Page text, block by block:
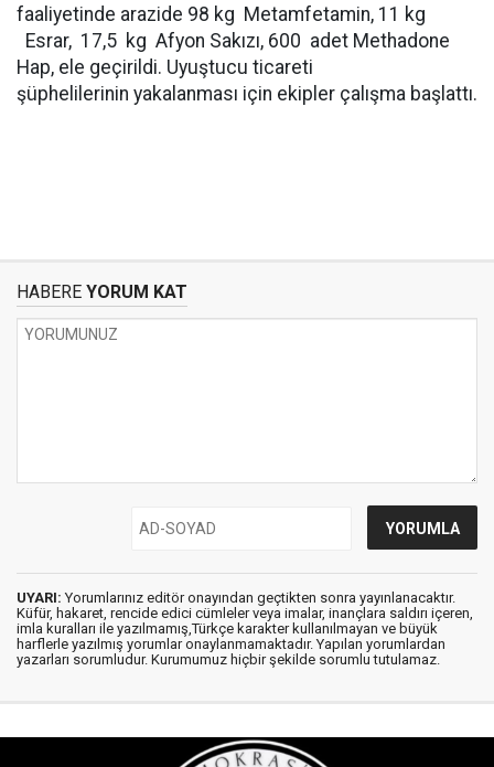
faaliyetinde arazide 98 kg Metamfetamin, 11 kg
Esrar, 17,5 kg Afyon Sakızı, 600 adet Methadone
Hap, ele geçirildi. Uyuştucu ticareti
şüphelilerinin yakalanması için ekipler çalışma başlattı.
HABERE YORUM KAT
UYARI: Yorumlarınız editör onayından geçtikten sonra yayınlanacaktır.
Küfür, hakaret, rencide edici cümleler veya imalar, inançlara saldırı içeren,
imla kuralları ile yazılmamış,Türkçe karakter kullanılmayan ve büyük
harflerle yazılmış yorumlar onaylanmamaktadır. Yapılan yorumlardan
yazarları sorumludur. Kurumumuz hiçbir şekilde sorumlu tutulamaz.